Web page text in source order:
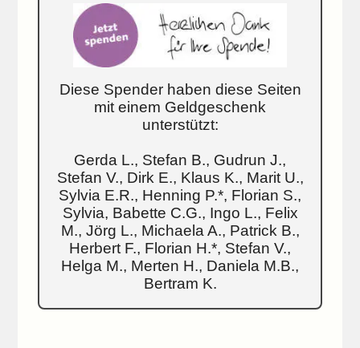
Diese Spender haben diese Seiten
mit einem Geldgeschenk
unterstützt:
Gerda L., Stefan B., Gudrun J.,
Stefan V., Dirk E., Klaus K., Marit U.,
Sylvia E.R., Henning P.*, Florian S.,
Sylvia, Babette C.G., Ingo L., Felix
M., Jörg L., Michaela A., Patrick B.,
Herbert F., Florian H.*, Stefan V.,
Helga M., Merten H., Daniela M.B.,
Bertram K.